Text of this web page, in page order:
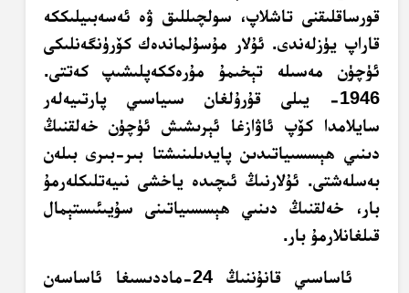
قورساقلىقنى تاشلاپ، سولچىللىق ۋە ئەسەبىيلىككە
قاراپ يۈزلەندى. ئۇلار مۇسۇلماندەك كۆرۈنگەنلىكى
ئۈچۈن مەسىلە تېخىمۇ مۇرەككەپلىشىپ كەتتى.
1946- يىلى قۇرۇلغان سىياسىي پارتىيەلەر
سايلامدا كۆپ ئاۋازغا ئېرىشىش ئۈچۈن خەلقنىڭ
دىنىي ھېسسىياتىدىن پايدىلىنىشتا بىر-بىرى بىلەن
بەسلەشتى. ئۇلارنىڭ ئىچىدە ياخشى نىيەتلىكلەرمۇ
بار، خەلقنىڭ دىنىي ھېسسىياتىنى سۇيىئىستېمال
قىلغانلارمۇ بار.
ئاساسىي قانۇننىڭ 24-ماددىسىغا ئاساسەن